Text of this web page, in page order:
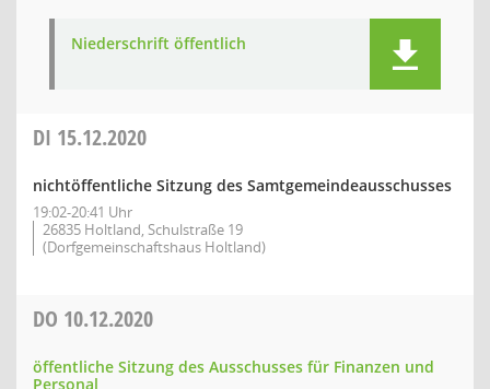
Niederschrift öffentlich
DI 15.12.2020
nichtöffentliche Sitzung des Samtgemeindeausschusses
19:02-20:41 Uhr
26835 Holtland, Schulstraße 19
(Dorfgemeinschaftshaus Holtland)
DO 10.12.2020
öffentliche Sitzung des Ausschusses für Finanzen und
Personal